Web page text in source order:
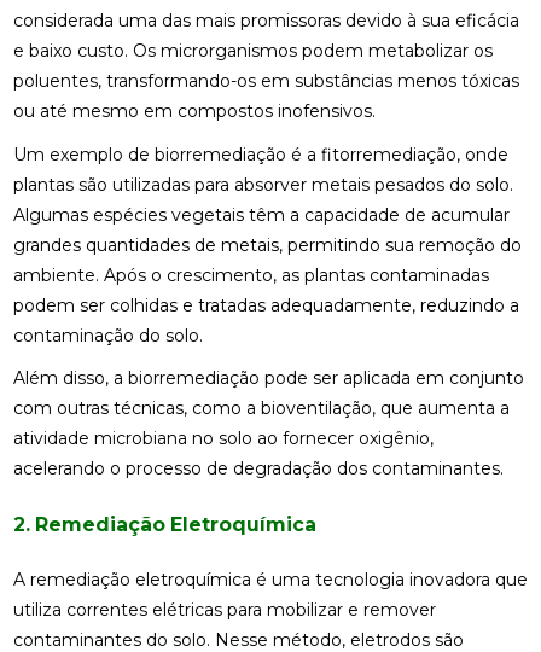
considerada uma das mais promissoras devido à sua eficácia
e baixo custo. Os microrganismos podem metabolizar os
poluentes, transformando-os em substâncias menos tóxicas
ou até mesmo em compostos inofensivos.
Um exemplo de biorremediação é a fitorremediação, onde
plantas são utilizadas para absorver metais pesados do solo.
Algumas espécies vegetais têm a capacidade de acumular
grandes quantidades de metais, permitindo sua remoção do
ambiente. Após o crescimento, as plantas contaminadas
podem ser colhidas e tratadas adequadamente, reduzindo a
contaminação do solo.
Além disso, a biorremediação pode ser aplicada em conjunto
com outras técnicas, como a bioventilação, que aumenta a
atividade microbiana no solo ao fornecer oxigênio,
acelerando o processo de degradação dos contaminantes.
2. Remediação Eletroquímica
A remediação eletroquímica é uma tecnologia inovadora que
utiliza correntes elétricas para mobilizar e remover
contaminantes do solo. Nesse método, eletrodos são